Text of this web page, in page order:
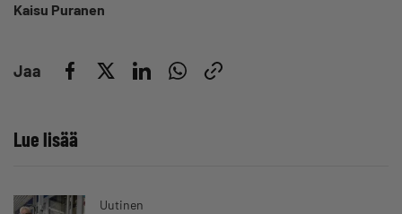
Kaisu Puranen
Jaa
Lue lisää
Uutinen